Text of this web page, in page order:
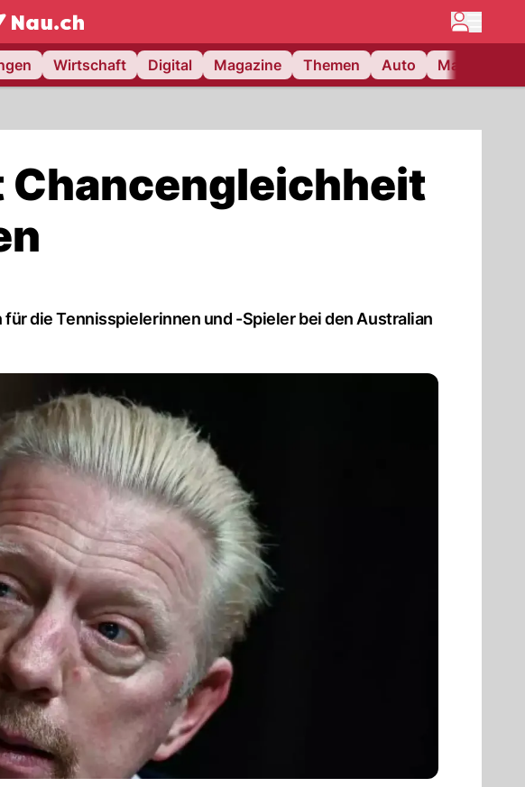
NAU.ch
Wirtschaft Digital Magazine Themen Auto Matchcenter
Chancengleichheit
die Tennisspielerinnen und -Spieler bei den Australian